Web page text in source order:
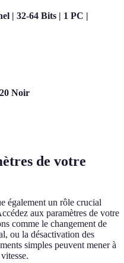
| 32-64 Bits | 1 PC |
Noir
de votre
également un rôle crucial
aux paramètres de votre
comme le changement de
ou la désactivation des
simples peuvent mener à